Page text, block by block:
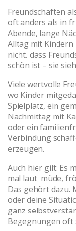
Freundschaften
oft anders als in
Abende, lange
Alltag mit Kindern
nicht, dass
schön ist – sie
Viele wertvolle
wo Kinder
Spielplatz, ein
Nachmittag mit
oder ein
Verbindung
erzeugen.
Auch hier gilt: Es
mal laut, müde,
Das gehört dazu.
oder deine
ganz
Begegnungen oft